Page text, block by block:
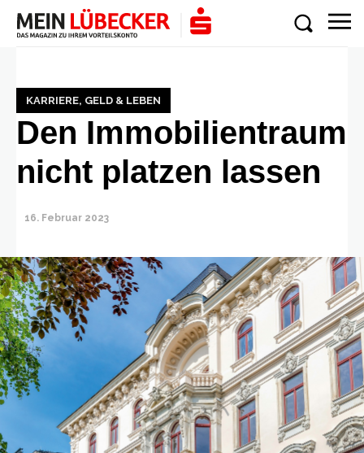
KARRIERE, GELD & LEBEN
Den Immobilientraum
nicht platzen lassen
16. Februar 2023